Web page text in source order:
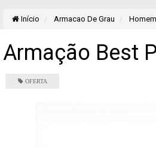
Início Armacao De Grau Homem
Armação Best